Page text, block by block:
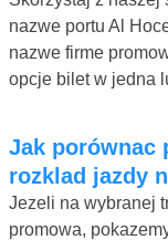
nazwe portu Al
nazwe firme
opcje bilet w jedna
Jak porównac promy, sprawdzic ceny i
rozklad jazdy
Jezeli na wybranej
promowa,